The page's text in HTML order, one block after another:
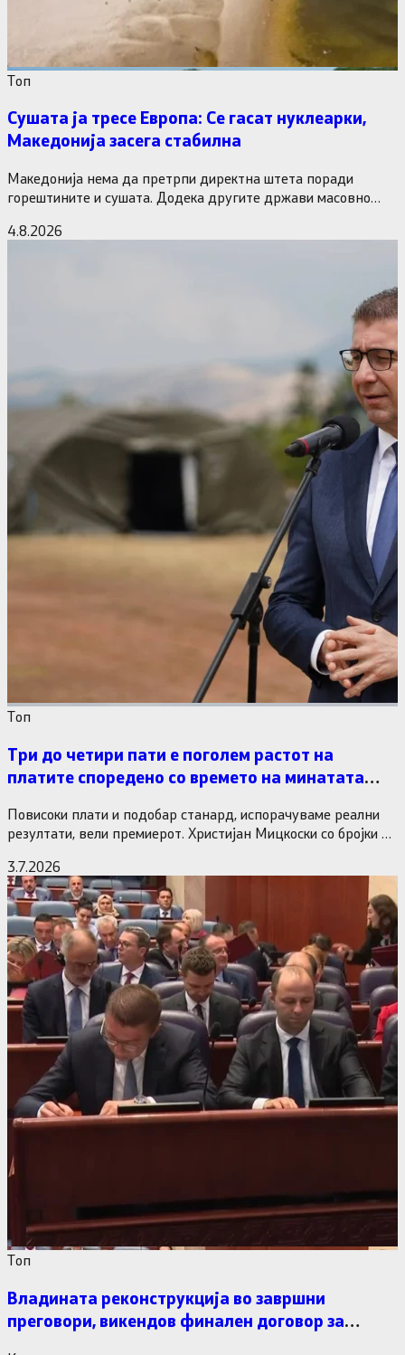
Tоп
Сушата ја тресе Европа: Се гасат нуклеарки,
Македонија засега стабилна
Македонија нема да претрпи директна штета поради
горештините и сушата. Додека другите држави масовно
4.8.2026
Tоп
Три до четири пати е поголем растот на
платите споредено со времето на минатата
Повисоки плати и подобар станард, испорачуваме реални
резултати, вели премиерот. Христијан Мицкоски со бројки и
3.7.2026
Tоп
Владината реконструкција во завршни
преговори, викендов финален договор за